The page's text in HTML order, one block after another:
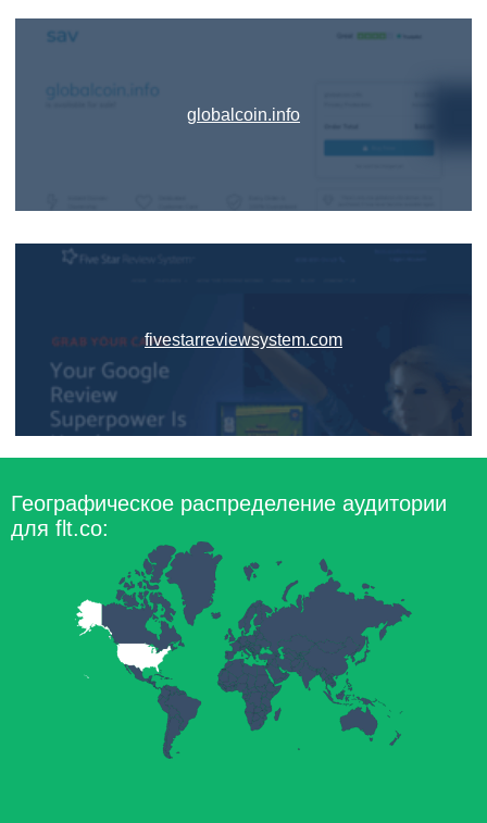
globalcoin.info
fivestarreviewsystem.com
Географическое распределение аудитории
для flt.co: